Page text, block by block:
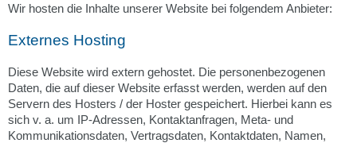
Wir hosten die Inhalte unserer Website bei folgendem Anbieter:
Externes Hosting
Diese Website wird extern gehostet. Die personenbezogenen
Daten, die auf dieser Website erfasst werden, werden auf den
Servern des Hosters / der Hoster gespeichert. Hierbei kann es
sich v. a. um IP-Adressen, Kontaktanfragen, Meta- und
Kommunikationsdaten, Vertragsdaten, Kontaktdaten, Namen,